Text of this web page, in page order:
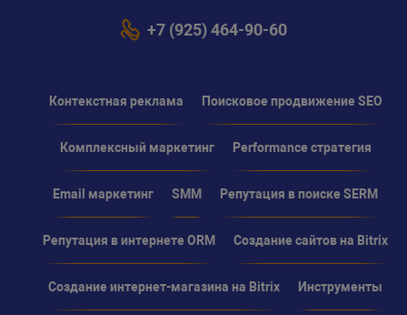
+7 (925) 464-90-60
Контекстная реклама Поисковое продвижение SEO
Комплексный маркетинг Performance стратегия
Email маркетинг SMM Репутация в поиске SERM
Репутация в интернете ORM Создание сайтов на Bitrix
Создание интернет-магазина на Bitrix Инструменты